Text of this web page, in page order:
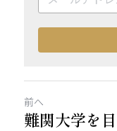
前へ
難関大学を